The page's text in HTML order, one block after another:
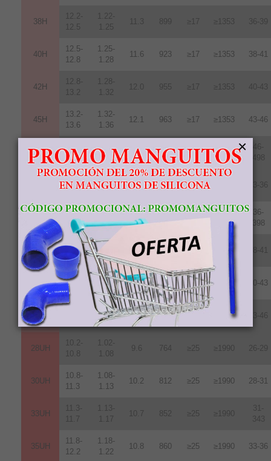
38H
12.2-
12.5
1.22-
1.25
11.3 899 ≥17 ≥1353 36-39
40H
12.5-
12.8
1.25-
1.28
11.6 923 ≥17 ≥1353 38-41
42H
12.8-
13.2
1.28-
1.32
12 0 955 ≥17 ≥1353 40-43
45H
13.2-
13.6
1.32-
1.36
12.1 963 ≥17 ≥1353 43-46
48H
13.7-
14.3
1.37-
1.43
12.5 995 ≥17 ≥1353
46-
498
11.7-
12.2
1.17-
1.22
11.0 876 ≥20 33-36
38SH
12.2-
12.5
1.22-
1.25
11.4 ≥20
36-
398
40SH
12.5-
12.8
1.24-
1.28
11.8 939 ≥20 ≥1592 38-41
42SH
12.8-
13.2
1.289-
1.32
12.4 987 ≥20 ≥1592 40-43
45SH
1.32-
1.38
12.6 1003 ≥1592 43-46
28UH
10.2-
10.8
1.02-
1.08
9.6 764 ≥25 ≥1990 26-29
30UH
10.8-
11.3
1.08-
1.13
10.2 812 ≥25 ≥1990 28-31
33UH
11.3-
11.7
1.13-
1.17
10.7 852 ≥25 ≥1990
31-
343
35UH
11.8-
12.2
1.18-
1.22
10.8 860 ≥25 ≥1990 33-36
×